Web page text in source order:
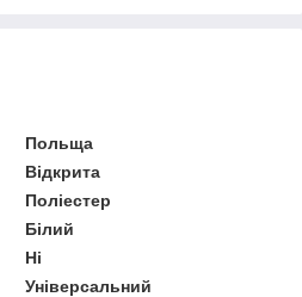
Польща
Відкрита
Поліестер
Білий
Ні
Універсальний